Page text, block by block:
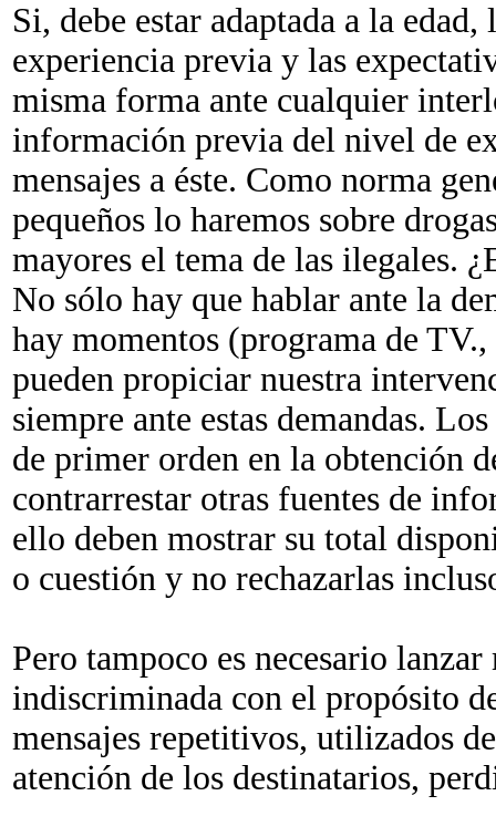
Si, debe estar adaptada a la
experiencia previa y las
misma forma ante cualquier
información previa del nivel de
mensajes a éste. Como norma
pequeños lo haremos sobre
mayores el tema de las ilegales.
No sólo hay que hablar ante la
hay momentos (programa de
pueden propiciar nuestra
siempre ante estas demandas.
de primer orden en la obtención
contrarrestar otras fuentes de
ello deben mostrar su total
o cuestión y no rechazarlas
Pero tampoco es necesario
indiscriminada con el propósito
mensajes repetitivos, utilizados
atención de los destinatarios,